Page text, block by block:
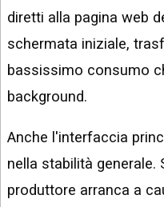
diretti alla pagina web
schermata iniziale,
bassissimo consumo
background.
Anche l'interfaccia
nella stabilità generale.
produttore arranca a